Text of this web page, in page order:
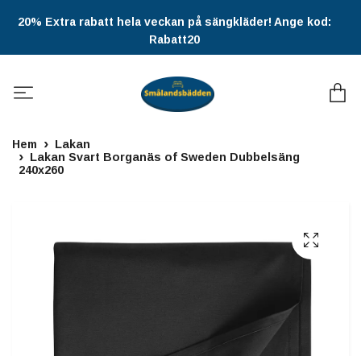
20% Extra rabatt hela veckan på sängkläder! Ange kod:
Rabatt20
Hem
Lakan
Lakan Svart Borganäs of Sweden Dubbelsäng
240x260